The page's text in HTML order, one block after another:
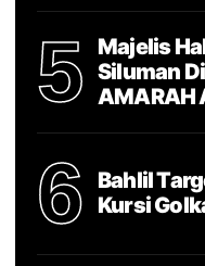
5
Majelis
Siluman
AMARAH
6
Bahlil
Kursi